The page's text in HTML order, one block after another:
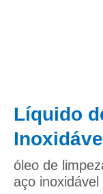
Líquido
óleo de
aço inoxidável